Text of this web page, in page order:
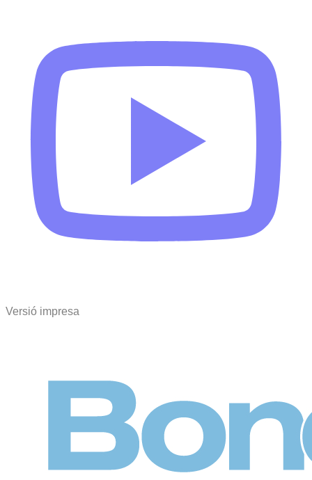
Versió impresa